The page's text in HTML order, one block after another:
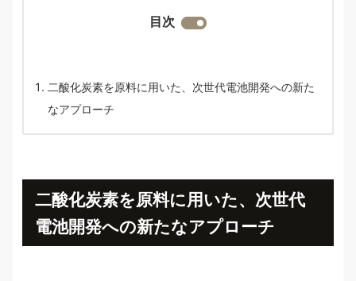
目次
二酸化炭素を原料に用いた、次世代電池開発への新た
なアプローチ
二酸化炭素を原料に用いた、次世代
電池開発への新たなアプローチ